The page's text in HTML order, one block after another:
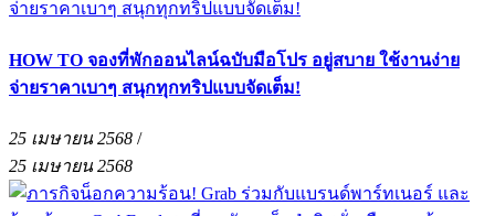
HOW TO จองที่พักออนไลน์ฉบับมือโปร อยู่สบาย ใช้งานง่าย
จ่ายราคาเบาๆ สนุกทุกทริปแบบจัดเต็ม!
25 เมษายน 2568 /
25 เมษายน 2568